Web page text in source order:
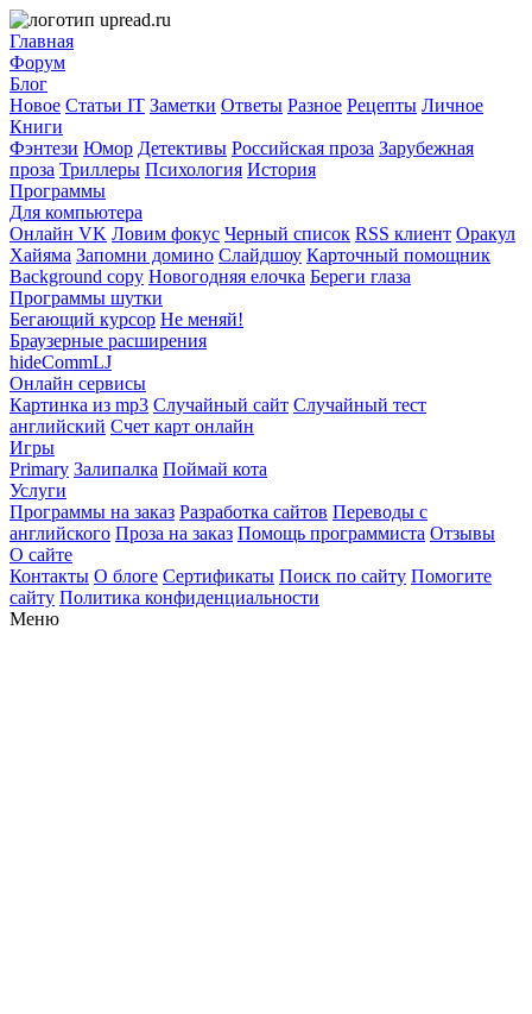
Главная
Форум
Блог
Новое Статьи IT Заметки Ответы Разное Рецепты Личное
Книги
Фэнтези Юмор Детективы Российская проза Зарубежная
проза Триллеры Психология История
Программы
Для компьютера
Онлайн VK Ловим фокус Черный список RSS клиент Оракул
Хайяма Запомни домино Слайдшоу Карточный помощник
Background copy Новогодняя елочка Береги глаза
Программы шутки
Бегающий курсор Не меняй!
Браузерные расширения
hideCommLJ
Онлайн сервисы
Картинка из mp3 Случайный сайт Случайный тест
английский Счет карт онлайн
Игры
Primary Залипалка Поймай кота
Услуги
Программы на заказ Разработка сайтов Переводы с
английского Проза на заказ Помощь программиста Отзывы
О сайте
Контакты О блоге Сертификаты Поиск по сайту Помогите
сайту Политика конфиденциальности
Меню